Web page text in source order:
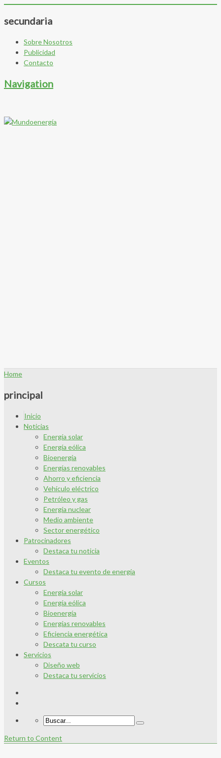
secundaria
Sobre Nosotros
Publicidad
Contacto
Navigation
Home
principal
Inicio
Noticias
Energía solar
Energía eólica
Bioenergía
Energías renovables
Ahorro y eficiencia
Vehículo eléctrico
Petróleo y gas
Energía nuclear
Medio ambiente
Sector energético
Patrocinadores
Destaca tu noticia
Eventos
Destaca tu evento de energía
Cursos
Energía solar
Energía eólica
Bioenergía
Energías renovables
Eficiencia energética
Descata tu curso
Servicios
Diseño web
Destaca tu servicios
Return to Content